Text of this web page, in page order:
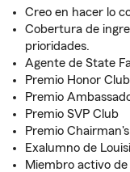
Creo en hacer lo
Cobertura de
prioridades.
Agente de State
Premio Honor Club
Premio
Premio SVP Club
Premio
Exalumno de
Miembro activo